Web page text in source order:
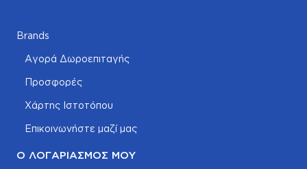
Brands
Αγορά Δωροεπιταγής
Προσφορές
Χάρτης Ιστοτόπου
Επικοινωνήστε μαζί μας
Ο ΛΟΓΑΡΙΑΣΜΌΣ ΜΟΥ